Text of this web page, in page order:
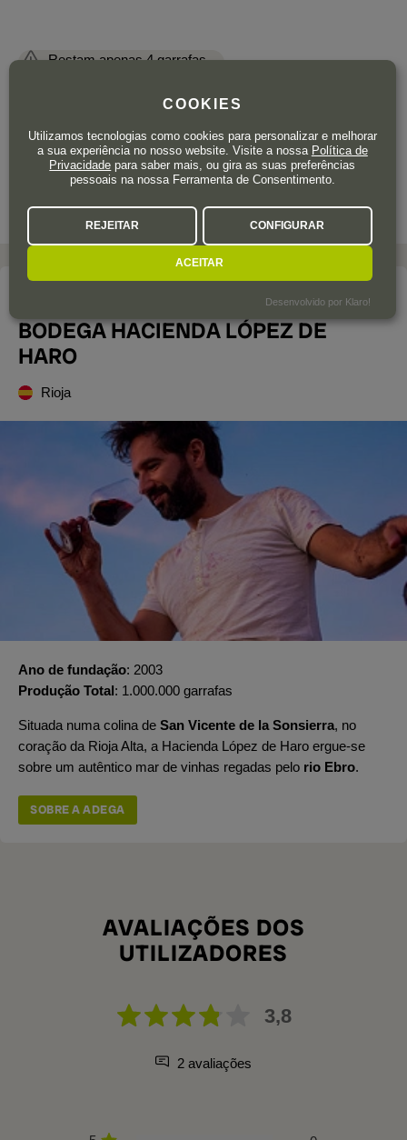
Restam apenas 4 garrafas
IVA incluído
Garrafa 150 cl.| 11,97 € / Litro
BODEGA HACIENDA LÓPEZ DE
HARO
Rioja
Ano de fundação 2003
Produção Total 1.000.000 garrafas
Situada numa colina de San Vicente de la Sonsierra, no
coração da Rioja Alta, a Hacienda López de Haro ergue-se
sobre um autêntico mar de vinhas regadas pelo rio Ebro.
SOBRE A ADEGA
AVALIAÇÕES DOS
UTILIZADORES
3,8
2 avaliações
COOKIES
Utilizamos tecnologias como cookies para personalizar e melhorar
a sua experiência no nosso website. Visite a nossa Política de
Privacidade para saber mais, ou gira as suas preferências
pessoais na nossa Ferramenta de Consentimento.
REJEITAR CONFIGURAR
ACEITAR
Desenvolvido por Klaro!